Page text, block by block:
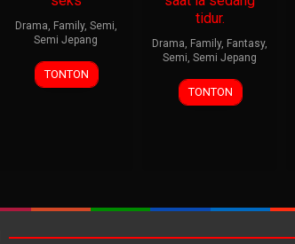
Drama, Family, Semi,
Semi Jepang
TONTON
tidur.
Drama, Family, Fantasy,
Semi, Semi Jepang
TONTON